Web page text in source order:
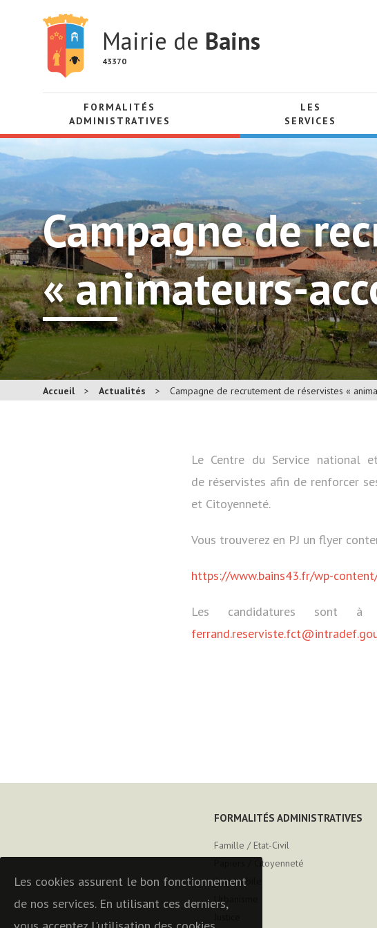
Mairie de Bains
43370
FORMALITÉS
ADMINISTRATIVES
LES
SERVICES
Campagne de
« animateurs-
Accueil > Actualités > Campagne de recrutement de réservistes «
Le Centre du Service national
de réservistes afin de renforcer
et Citoyenneté.
Vous trouverez en PJ un flyer
https://www.bains43.fr/wp-
Les candidatures sont
FORMALITÉS ADMINISTRATIVES
Famille / Etat-Civil
Papiers / Citoyenneté
Automobile
Urbanisme
Les cookies assurent le bon fonctionnement
de nos services. En utilisant ces derniers,